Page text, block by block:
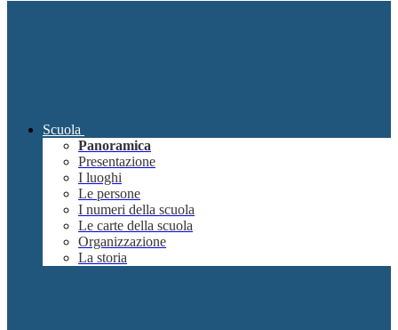
Scuola
Panoramica
Presentazione
I luoghi
Le persone
I numeri della scuola
Le carte della scuola
Organizzazione
La storia